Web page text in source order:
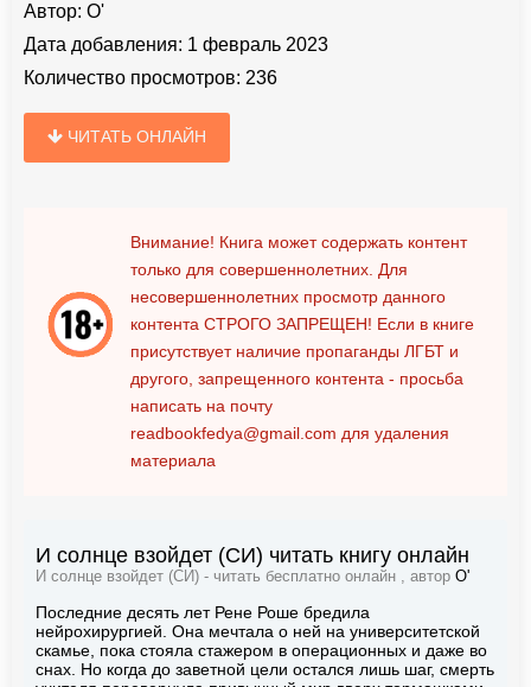
Автор: О'
Дата добавления: 1 февраль 2023
Количество просмотров: 236
ЧИТАТЬ ОНЛАЙН
Внимание! Книга может содержать контент
только для совершеннолетних. Для
несовершеннолетних просмотр данного
контента СТРОГО ЗАПРЕЩЕН! Если в книге
присутствует наличие пропаганды ЛГБТ и
другого, запрещенного контента - просьба
написать на почту
readbookfedya@gmail.com для удаления
материала
И солнце взойдет (СИ) читать книгу онлайн
И солнце взойдет (СИ) - читать бесплатно онлайн , автор О'
Последние десять лет Рене Роше бредила
нейрохирургией. Она мечтала о ней на университетской
скамье, пока стояла стажером в операционных и даже во
снах. Но когда до заветной цели остался лишь шаг, смерть